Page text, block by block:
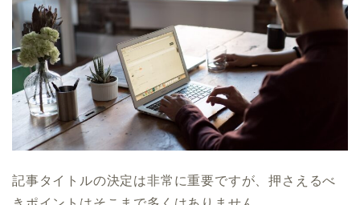
記事タイトルの決定は非常に重要ですが、押さえるべ